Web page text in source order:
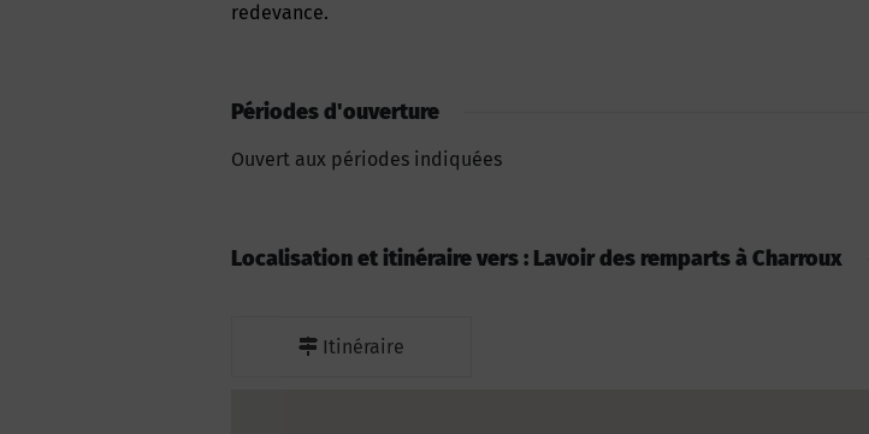
redevance.
Périodes d'ouverture
Ouvert aux périodes indiquées
Localisation et itinéraire vers : Lavoir des remparts à Charroux
Itinéraire